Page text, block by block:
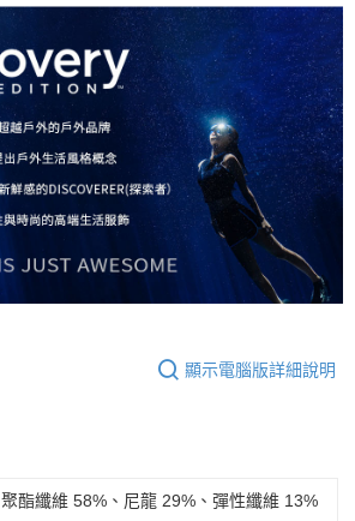
顯示電腦版詳細說明
聚酯纖維 58%、尼龍 29%、彈性纖維 13%